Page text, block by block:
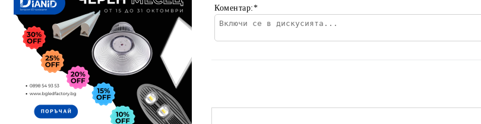
Коментар:*